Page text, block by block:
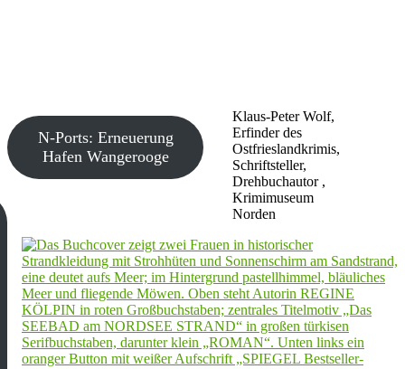
Klaus-Peter Wolf,
Erfinder des
Ostfrieslandkrimis,
Schriftsteller,
Drehbuchautor ,
Krimimuseum
Norden
N-Ports: Erneuerung
Hafen Wangerooge